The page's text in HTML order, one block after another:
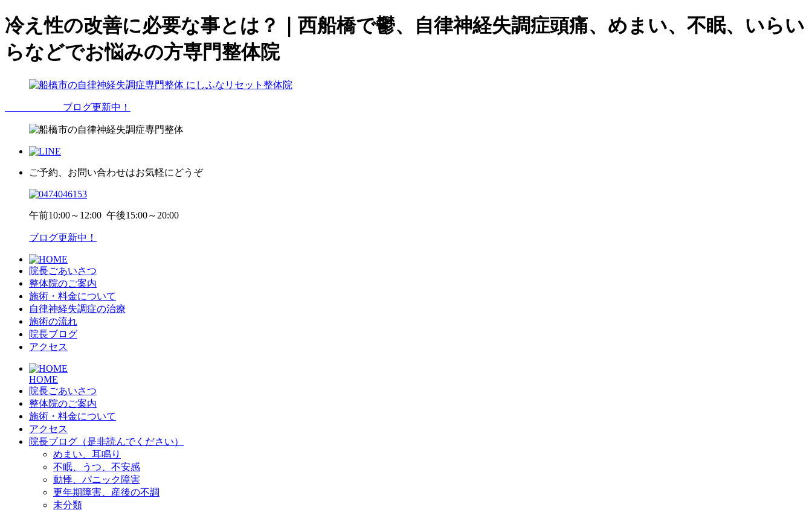
冷え性の改善に必要な事とは？｜西船橋で鬱、自律神経失調症頭痛、めまい、不眠、いらい
らなどでお悩みの方専門整体院
ブログ更新中！
ご予約、お問い合わせはお気軽にどうぞ
午前10:00～12:00 午後15:00～20:00
ブログ更新中！
院長ごあいさつ
整体院のご案内
施術・料金について
自律神経失調症の治療
施術の流れ
院長ブログ
アクセス
HOME
院長ごあいさつ
整体院のご案内
施術・料金について
アクセス
院長ブログ（是非読んでください）
めまい、耳鳴り
不眠、うつ、不安感
動悸、パニック障害
更年期障害、産後の不調
未分類